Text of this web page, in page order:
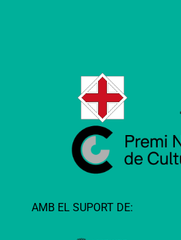
AMB EL SUPORT DE: